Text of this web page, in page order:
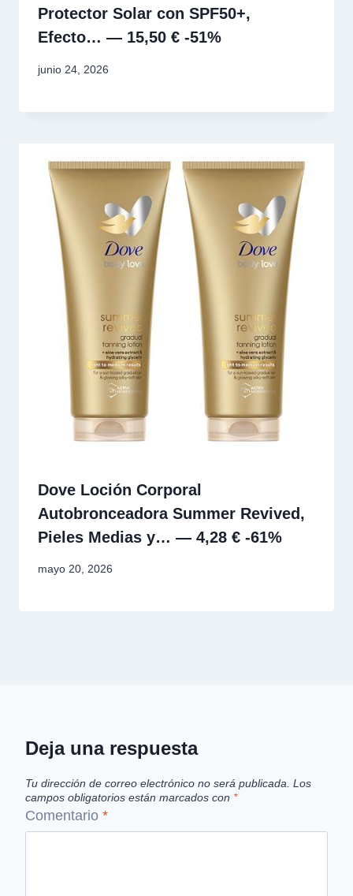
Protector Solar con SPF50+,
Efecto… — 15,50 € -51%
junio 24, 2026
Dove Loción Corporal
Autobronceadora Summer Revived,
Pieles Medias y… — 4,28 € -61%
mayo 20, 2026
Deja una respuesta
Tu dirección de correo electrónico no será publicada. Los
campos obligatorios están marcados con *
Comentario *